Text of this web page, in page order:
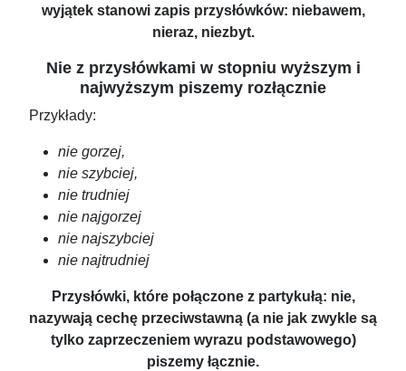
wyjątek stanowi zapis przysłówków: niebawem,
nieraz, niezbyt.
Nie z przysłówkami w stopniu wyższym i
najwyższym piszemy rozłącznie
Przykłady:
nie gorzej,
nie szybciej,
nie trudniej
nie najgorzej
nie najszybciej
nie najtrudniej
Przysłówki, które połączone z partykułą: nie,
nazywają cechę przeciwstawną (a nie jak zwykle są
tylko zaprzeczeniem wyrazu podstawowego)
piszemy łącznie.